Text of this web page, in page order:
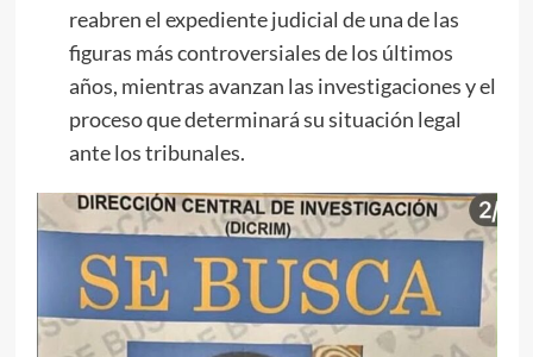
reabren el expediente judicial de una de las
figuras más controversiales de los últimos
años, mientras avanzan las investigaciones y el
proceso que determinará su situación legal
ante los tribunales.